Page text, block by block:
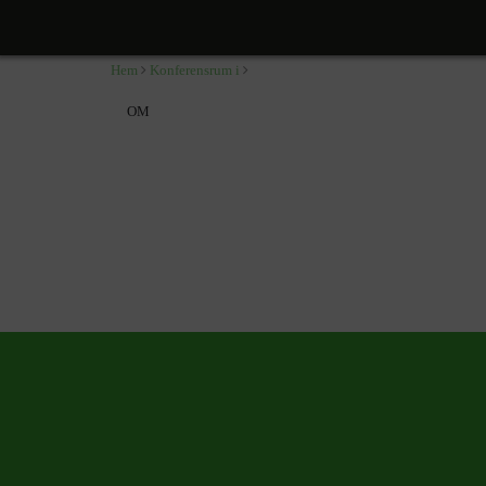
Hem Konferensrum i
OM